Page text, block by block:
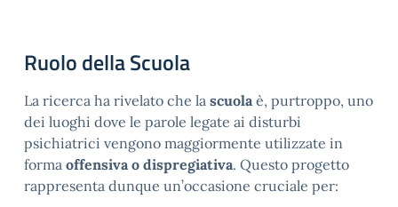
Ruolo della Scuola
La ricerca ha rivelato che la scuolaè, purtroppo, uno
dei luoghi dove le parole legate ai disturbi
psichiatrici vengono maggiormente utilizzate in
forma offensiva o dispregiativa. Questo progetto
rappresenta dunque un’occasione cruciale per: